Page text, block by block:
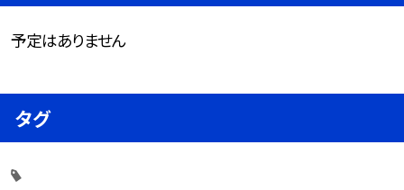
予定はありません
タグ